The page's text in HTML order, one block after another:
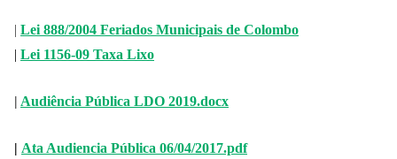
| Lei 888/2004 Feriados Municipais de Colombo
| Lei 1156-09 Taxa Lixo
| Audiência Pública LDO 2019.docx
| Ata Audiencia Pública 06/04/2017.pdf